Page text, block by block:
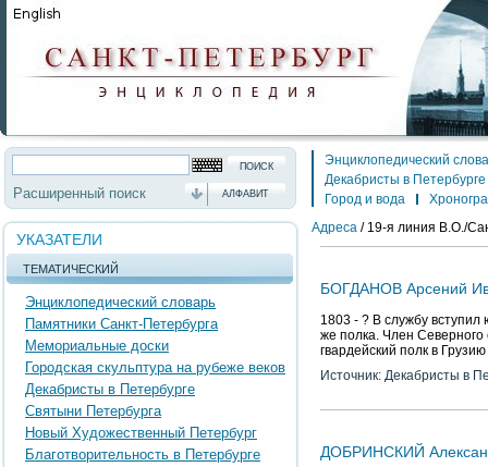
Расширенный поиск АЛФАВИТ
УКАЗАТЕЛИ
ТЕМАТИЧЕСКИЙ
Энциклопедический словарь
Памятники Санкт-Петербурга
Мемориальные доски
Городская скульптура на рубеже веков
Декабристы в Петербурге
Святыни Петербурга
Новый Художественный Петербург
Благотворительность в Петербурге
Энциклопедический
Декабристы в Петербурге
Город и вода
Адреса / 19-я линия В.О./
БОГДАНОВ Арсений
1803 - ? В службу вступил
же полка. Член
гвардейский полк в Грузию
Источник: Декабристы в
ДОБРИНСКИЙ